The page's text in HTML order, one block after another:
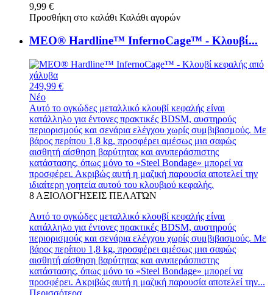
9,99 €
Προσθήκη στο καλάθι Καλάθι αγορών
MEO® Hardline™ InfernoCage™ - Κλουβί...
249,99 €
Νέο
Αυτό το ογκώδες μεταλλικό κλουβί κεφαλής είναι
κατάλληλο για έντονες πρακτικές BDSM, αυστηρούς
περιορισμούς και σενάρια ελέγχου χωρίς συμβιβασμούς. Με
βάρος περίπου 1,8 kg, προσφέρει αμέσως μια σαφώς
αισθητή αίσθηση βαρύτητας και ανυπεράσπιστης
κατάστασης, όπως μόνο το «Steel Bondage» μπορεί να
προσφέρει. Ακριβώς αυτή η μαζική παρουσία αποτελεί την
ιδιαίτερη γοητεία αυτού του κλουβιού κεφαλής.
8 ΑΞΙΟΛΟΓΉΣΕΙΣ ΠΕΛΑΤΏΝ
Αυτό το ογκώδες μεταλλικό κλουβί κεφαλής είναι
κατάλληλο για έντονες πρακτικές BDSM, αυστηρούς
περιορισμούς και σενάρια ελέγχου χωρίς συμβιβασμούς. Με
βάρος περίπου 1,8 kg, προσφέρει αμέσως μια σαφώς
αισθητή αίσθηση βαρύτητας και ανυπεράσπιστης
κατάστασης, όπως μόνο το «Steel Bondage» μπορεί να
προσφέρει. Ακριβώς αυτή η μαζική παρουσία αποτελεί την...
Περισσότερα